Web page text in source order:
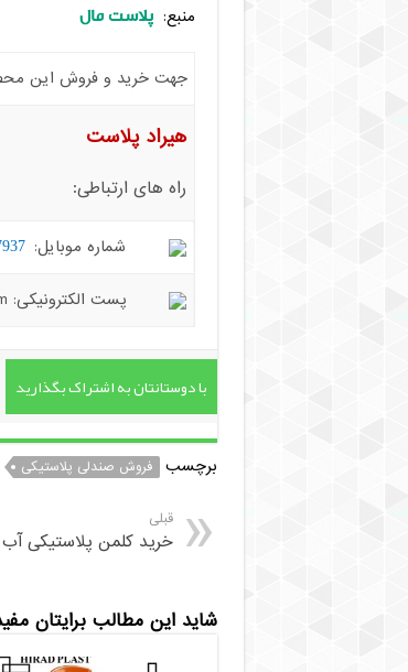
منبع: پلاست مال
جهت خرید و فروش این
هیراد پلاست
راه های ارتباطی:
شماره موبایل:
پست الکترونیکی: hiradplast.co@gmail.com
با دوستانتان به اشتراک بگذارید
برچسب فروش صندلی پلاستیکی
قبلی
خرید کلمن پلاستیکی
شاید این مطالب برایتان